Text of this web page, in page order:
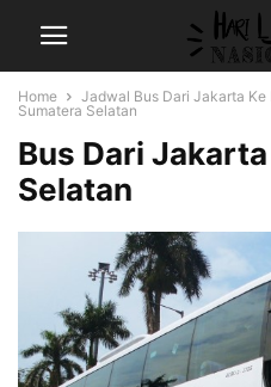
Home Jadwal Bus Dari Jakarta Ke
Sumatera Selatan
Bus Dari
Selatan